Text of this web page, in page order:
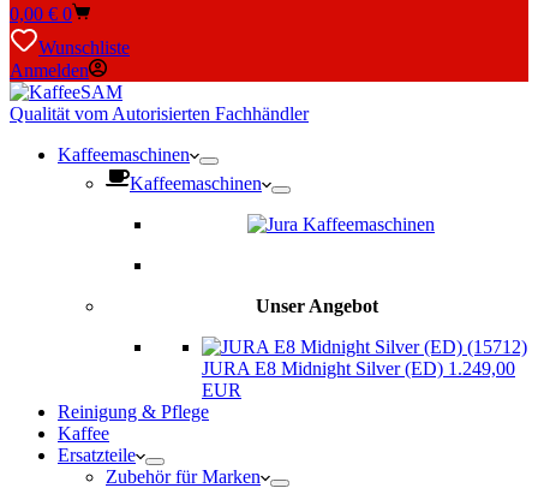
Warenkorb
0,00 € 0
Wunschliste
Anmelden
Qualität vom Autorisierten Fachhändler
Kaffeemaschinen
Kaffeemaschinen
Unser Angebot
JURA E8 Midnight Silver (ED) 1.249,00
EUR
Reinigung & Pflege
Kaffee
Ersatzteile
Zubehör für Marken